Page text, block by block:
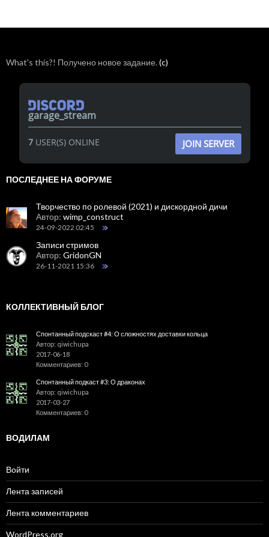
What's this?! Получено новое задание.(c)
garage_stream
7USER(S) ONLINE JOIN SERVER
ПОСЛЕДНЕЕ НА ФОРУМЕ
Творчество по ролевой (2021) и дискордной дичи
Автор: wimp_construct
24-09-2022 02:45
Записи стримов
Автор: GridonGN
26-11-2021 15:36
КОЛЛЕКТИВНЫЙ БЛОГ
Спонтанный подскаст #4: О сложностях доставки кольца
Автор: qiwichupa
2017-06-18
Комментариев: 0
Спонтанный подкаст #3: О драконах
Автор: qiwichupa
2017-03-27
Комментариев: 0
ВОДИЛАМ
Войти
Лента записей
Лента комментариев
WordPress.org